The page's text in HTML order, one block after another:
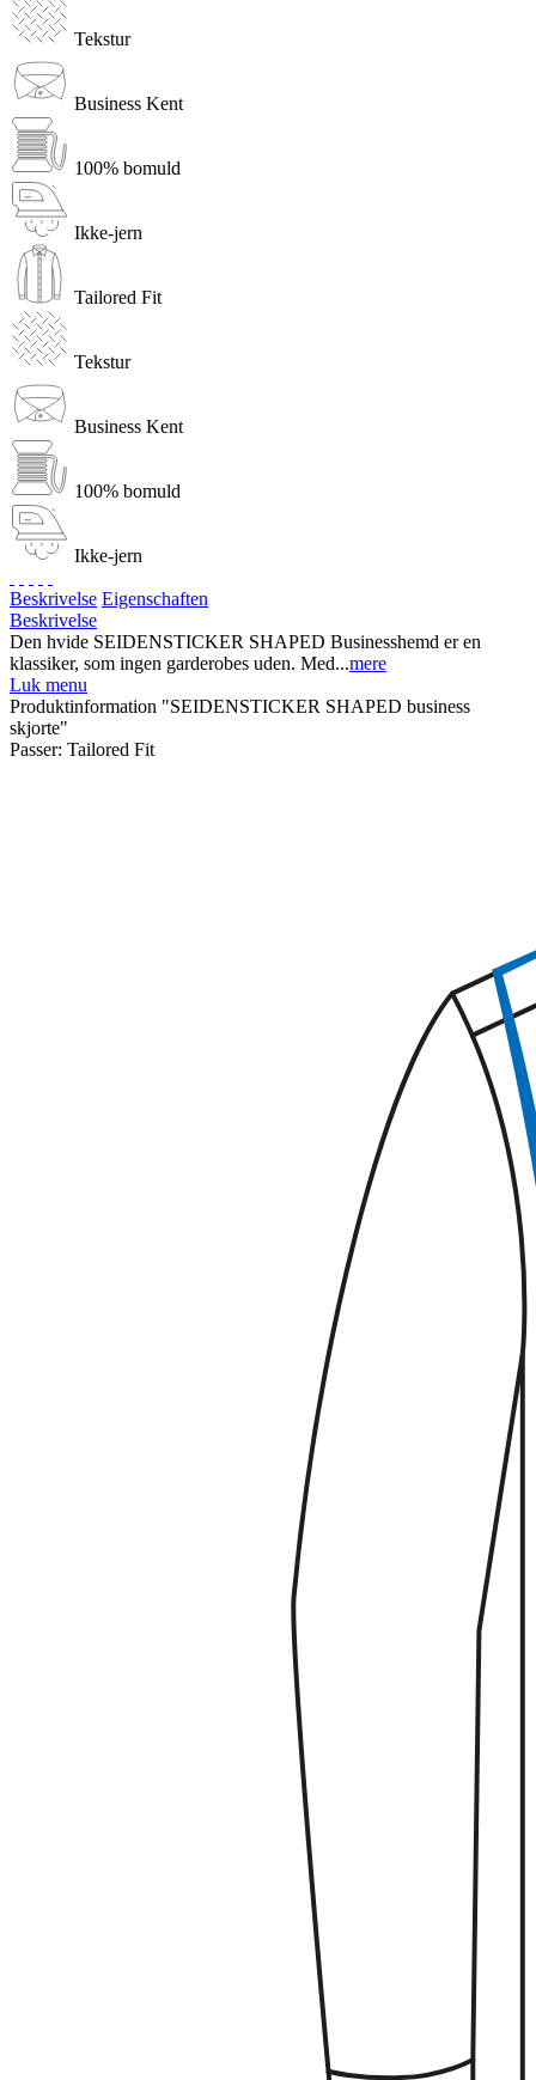
Tekstur
Business Kent
100% bomuld
Ikke-jern
Tailored Fit
Tekstur
Business Kent
100% bomuld
Ikke-jern
Beskrivelse Eigenschaften
Beskrivelse
Den hvide SEIDENSTICKER SHAPED Businesshemd er en
klassiker, som ingen garderobes uden. Med...mere
Luk menu
Produktinformation "SEIDENSTICKER SHAPED business
skjorte"
Passer: Tailored Fit